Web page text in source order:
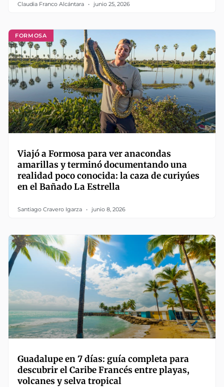
Claudia Franco Alcántara junio 25, 2026
FORMOSA
Viajó a Formosa para ver anacondas
amarillas y terminó documentando una
realidad poco conocida: la caza de curiyúes
en el Bañado La Estrella
Santiago Cravero Igarza junio 8, 2026
Guadalupe en 7 días: guía completa para
descubrir el Caribe Francés entre playas,
volcanes y selva tropical